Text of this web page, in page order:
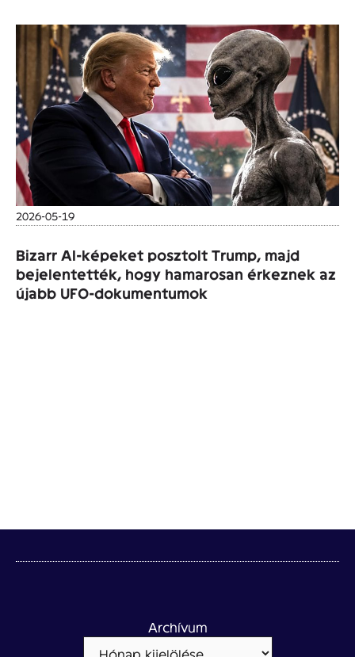
2026-05-19
Bizarr AI-képeket posztolt Trump, majd
bejelentették, hogy hamarosan érkeznek az
újabb UFO-dokumentumok
Archívum